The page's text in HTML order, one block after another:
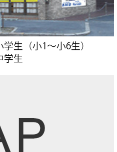
学生（小1～小6生）
学生